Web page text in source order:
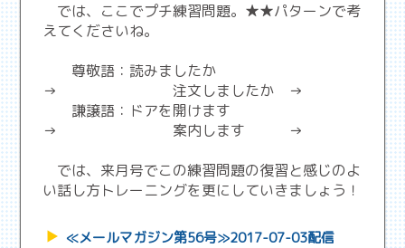
では、ここでプチ練習問題。★★パターンで考
えてくださいね。
尊敬語：読みましたか
→ 注文しましたか →
謙譲語：ドアを開けます
→ 案内します →
では、来月号でこの練習問題の復習と感じのよ
い話し方トレーニングを更にしていきましょう！
≪メールマガジン第56号≫2017-07-03配信